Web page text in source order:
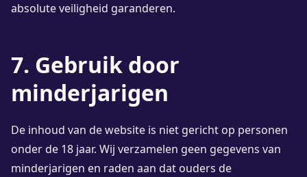
absolute veiligheid garanderen.
7. Gebruik door
minderjarigen
De inhoud van de website is niet gericht op personen
onder de 18 jaar. Wij verzamelen geen gegevens van
minderjarigen en raden aan dat ouders de